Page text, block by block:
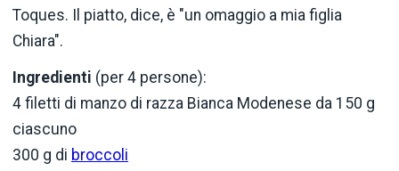
Toques. Il piatto, dice, è "un omaggio a mia figlia
Chiara".
Ingredienti (per 4 persone):
4 filetti di manzo di razza Bianca Modenese da 150 g
ciascuno
300 g di broccoli